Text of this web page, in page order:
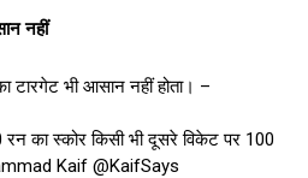
नहीं
टारगेट भी आसान नहीं होता। –
का स्कोर किसी भी दूसरे विकेट पर 100
Kaif ‎@KaifSays